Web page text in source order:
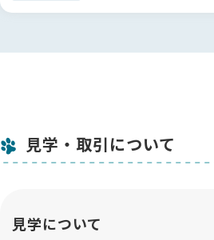
見学・取引について
見学について